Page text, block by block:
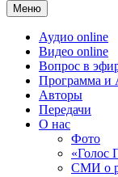
Меню
Аудио online
Видео online
Вопрос в
Программа и
Авторы
Передачи
О нас
Фото
«Голос
СМИ о